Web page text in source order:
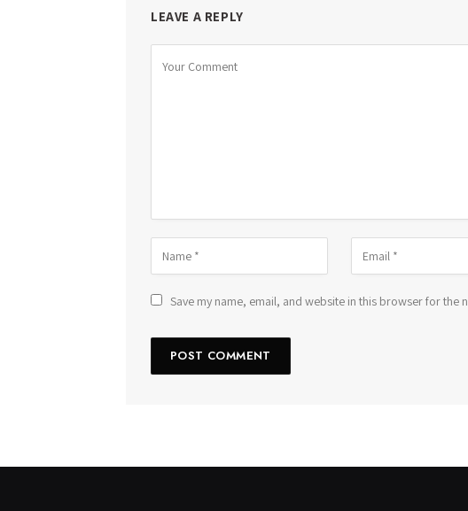
LEAVE A REPLY
Save my name, email, and website in this browser for the